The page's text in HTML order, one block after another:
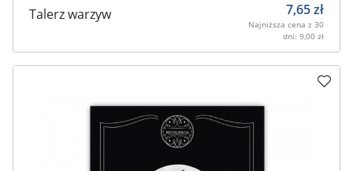
Talerz warzyw 7,65zł
Najniższa cena z 30
dni: 9,00 zł